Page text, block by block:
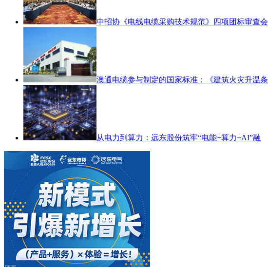
中招协《电线电缆采购技术规范》四项团标审查会
澳通电缆参与制定的国家标准：《建筑火灾升温条
从电力到算力：远东股份筑牢“电能+算力+AI”融